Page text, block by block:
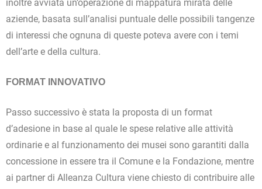
inoltre avviata un’operazione di mappatura mirata delle
aziende, basata sull’analisi puntuale delle possibili tangenze
di interessi che ognuna di queste poteva avere con i temi
dell’arte e della cultura.
FORMAT INNOVATIVO
Passo successivo è stata la proposta di un format
d’adesione in base al quale le spese relative alle attività
ordinarie e al funzionamento dei musei sono garantiti dalla
concessione in essere tra il Comune e la Fondazione, mentre
ai partner di Alleanza Cultura viene chiesto di contribuire alle